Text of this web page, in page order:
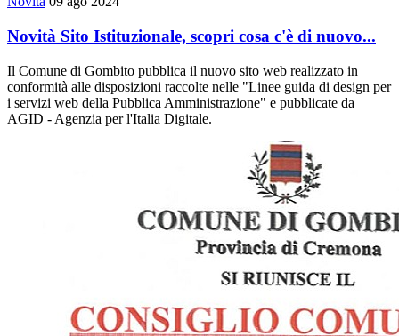
Novità Sito Istituzionale, scopri cosa c'è di nuovo...
Il Comune di Gombito pubblica il nuovo sito web realizzato in
conformità alle disposizioni raccolte nelle "Linee guida di design per
i servizi web della Pubblica Amministrazione" e pubblicate da
AGID - Agenzia per l'Italia Digitale.